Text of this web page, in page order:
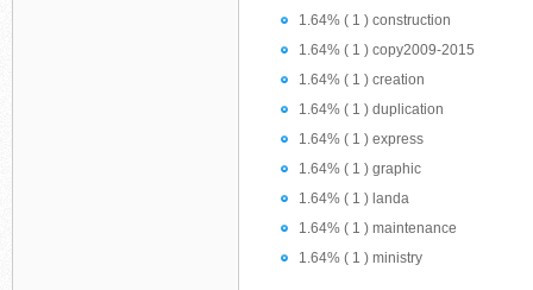
1.64% ( 1 ) construction
1.64% ( 1 ) copy2009-2015
1.64% ( 1 ) creation
1.64% ( 1 ) duplication
1.64% ( 1 ) express
1.64% ( 1 ) graphic
1.64% ( 1 ) landa
1.64% ( 1 ) maintenance
1.64% ( 1 ) ministry